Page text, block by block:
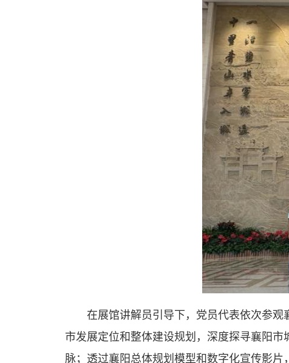
在展馆讲解员引导下，党员代表依次参
市发展定位和整体建设规划，深度探寻襄阳
脉；透过襄阳总体规划模型和数字化宣传影